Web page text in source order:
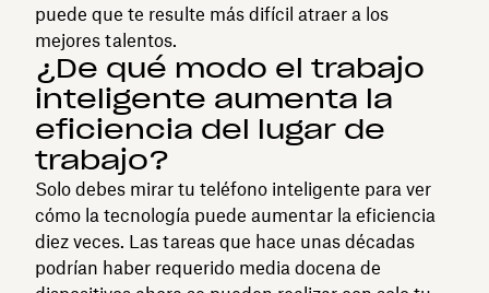
puede que te resulte más difícil atraer a los
mejores talentos.
¿De qué modo el trabajo
inteligente aumenta la
eficiencia del lugar de
trabajo?
Solo debes mirar tu teléfono inteligente para ver
cómo la tecnología puede aumentar la eficiencia
diez veces. Las tareas que hace unas décadas
podrían haber requerido media docena de